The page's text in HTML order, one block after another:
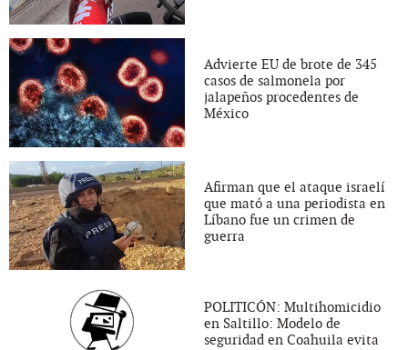
Advierte EU de brote de 345
casos de salmonela por
jalapeños procedentes de
México
Afirman que el ataque israelí
que mató a una periodista en
Líbano fue un crimen de
guerra
POLITICÓN: Multihomicidio
en Saltillo: Modelo de
seguridad en Coahuila evita